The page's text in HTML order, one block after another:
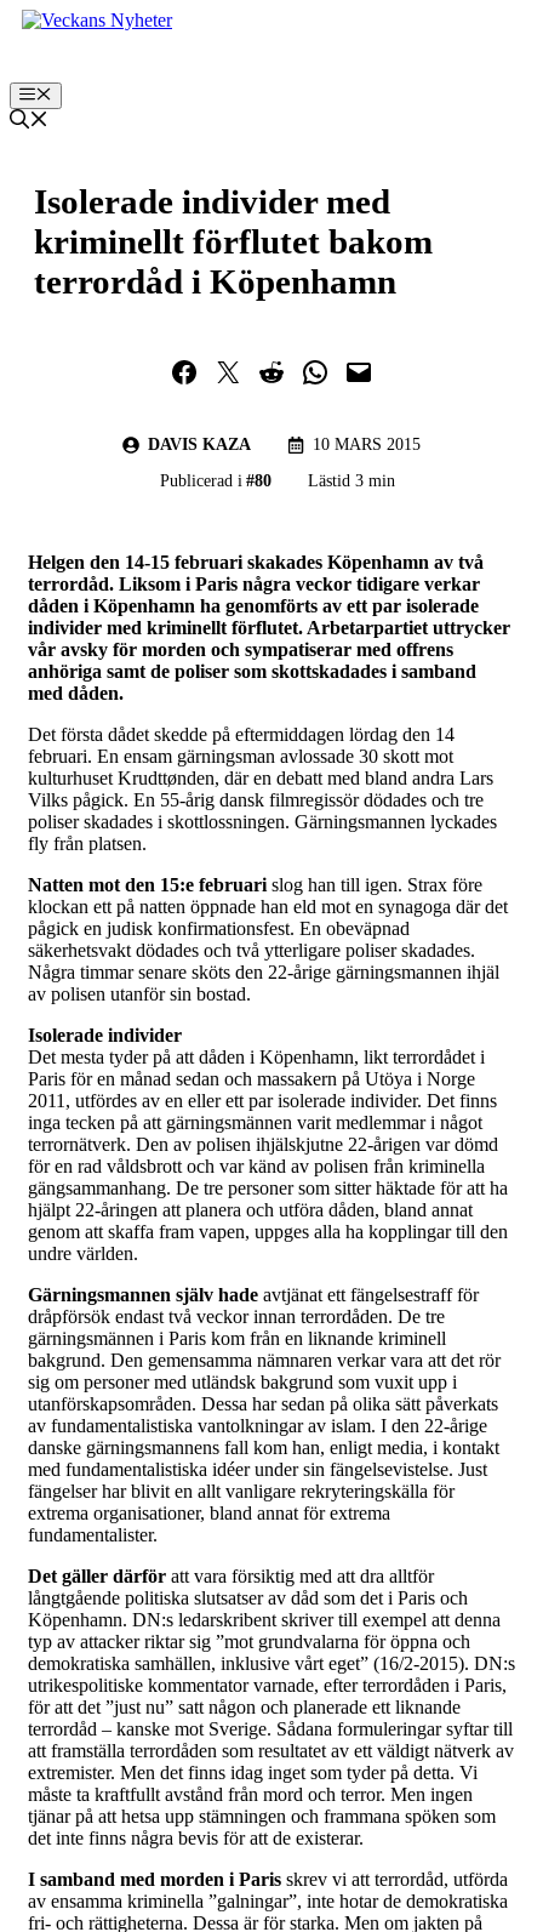
Hoppa
Meny
Isolerade individer med
kriminellt förflutet bakom
terrordåd i Köpenhamn
Dela på Facebook
Dela på TwitterDela på RedditDela i WhatsApp
Maila en länk
DAVIS KAZA
10 MARS 2015
Publicerad i #80 Lästid 3 min
Helgen den 14-15 februari skakades Köpenhamn av två
terrordåd. Liksom i Paris några veckor tidigare verkar
dåden i Köpenhamn ha genomförts av ett par isolerade
individer med kriminellt förflutet. Arbetarpartiet uttrycker
vår avsky för morden och sympatiserar med offrens
anhöriga samt de poliser som skottskadades i samband
med dåden.
Det första dådet skedde på eftermiddagen lördag den 14
februari. En ensam gärningsman avlossade 30 skott mot
kulturhuset Krudttønden, där en debatt med bland andra Lars
Vilks pågick. En 55-årig dansk filmregissör dödades och tre
poliser skadades i skottlossningen. Gärningsmannen lyckades
fly från platsen.
Natten mot den 15:e februari slog han till igen. Strax före
klockan ett på natten öppnade han eld mot en synagoga där det
pågick en judisk konfirmationsfest. En obeväpnad
säkerhetsvakt dödades och två ytterligare poliser skadades.
Några timmar senare sköts den 22-årige gärningsmannen ihjäl
av polisen utanför sin bostad.
Isolerade individer
Det mesta tyder på att dåden i Köpenhamn, likt terrordådet i
Paris för en månad sedan och massakern på Utöya i Norge
2011, utfördes av en eller ett par isolerade individer. Det finns
inga tecken på att gärningsmännen varit medlemmar i något
terrornätverk. Den av polisen ihjälskjutne 22-årigen var dömd
för en rad våldsbrott och var känd av polisen från kriminella
gängsammanhang. De tre personer som sitter häktade för att ha
hjälpt 22-åringen att planera och utföra dåden, bland annat
genom att skaffa fram vapen, uppges alla ha kopplingar till den
undre världen.
Gärningsmannen själv hade avtjänat ett fängelsestraff för
dråpförsök endast två veckor innan terrordåden. De tre
gärningsmännen i Paris kom från en liknande kriminell
bakgrund. Den gemensamma nämnaren verkar vara att det rör
sig om personer med utländsk bakgrund som vuxit upp i
utanförskapsområden. Dessa har sedan på olika sätt påverkats
av fundamentalistiska vantolkningar av islam. I den 22-årige
danske gärningsmannens fall kom han, enligt media, i kontakt
med fundamentalistiska idéer under sin fängelsevistelse. Just
fängelser har blivit en allt vanligare rekryteringskälla för
extrema organisationer, bland annat för extrema
fundamentalister.
Det gäller därför att vara försiktig med att dra alltför
långtgående politiska slutsatser av dåd som det i Paris och
Köpenhamn. DN:s ledarskribent skriver till exempel att denna
typ av attacker riktar sig ”mot grundvalarna för öppna och
demokratiska samhällen, inklusive vårt eget” (16/2-2015). DN:s
utrikespolitiske kommentator varnade, efter terrordåden i Paris,
för att det ”just nu” satt någon och planerade ett liknande
terrordåd – kanske mot Sverige. Sådana formuleringar syftar till
att framställa terrordåden som resultatet av ett väldigt nätverk av
extremister. Men det finns idag inget som tyder på detta. Vi
måste ta kraftfullt avstånd från mord och terror. Men ingen
tjänar på att hetsa upp stämningen och frammana spöken som
det inte finns några bevis för att de existerar.
I samband med morden i Paris skrev vi att terrordåd, utförda
av ensamma kriminella ”galningar”, inte hotar de demokratiska
fri- och rättigheterna. Dessa är för starka. Men om jakten på